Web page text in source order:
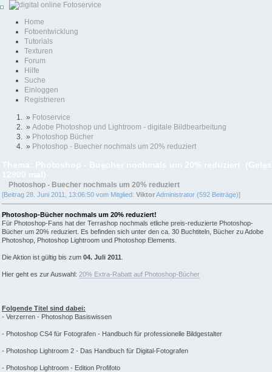
Home
Fotoentwicklung
Tutorials
Texturen
Forum
Hilfe
Suche
Einloggen
Registrieren
» Fotoservice
» Adobe Photoshop und Lightroom - digitale Bildbearbeitung
» Photoshop Bücher
» Photoshop - Buecher nochmals um 20% reduziert
Photoshop - Buecher nochmals um 20% reduziert
[Beitrag 28. Juni 2011, 13:06:50 vom Mitglied: ViktorAdministrator (592 Beiträge)]
Photoshop-Bücher nochmals um 20% reduziert!
Für Photoshop-Fans hat der Terrashop nochmals etliche preis-reduzierte Photoshop-
Bücher um 20% reduziert. Es befinden sich unter den ca. 30 Buchtiteln, Bücher zu Adobe
Photoshop, Photoshop Lightroom und Photoshop Elements.
Die Aktion ist gültig bis zum 04. Juli 2011
Hier geht es zur Auswahl: 20% Extra-Rabatt auf Photoshop-Bücher
Folgende Titel sind dabei:
- Verzerren - Photoshop Basiswissen
- Photoshop CS4 für Fotografen - Handbuch für professionelle Bildgestalter
- Photoshop Lightroom 2 - Das Handbuch für Digital-Fotografen
- Photoshop Lightroom - Edition Profifoto